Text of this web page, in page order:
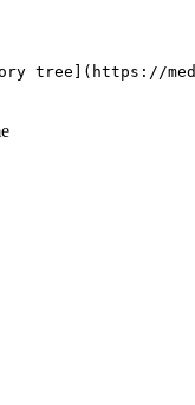
tree](https://